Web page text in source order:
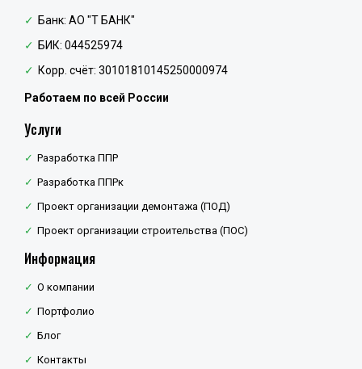
Банк: АО "Т БАНК"
БИК: 044525974
Корр. счёт: 30101810145250000974
Работаем по всей России
Услуги
Разработка ППР
Разработка ППРк
Проект организации демонтажа (ПОД)
Проект организации строительства (ПОС)
Информация
О компании
Портфолио
Блог
Контакты